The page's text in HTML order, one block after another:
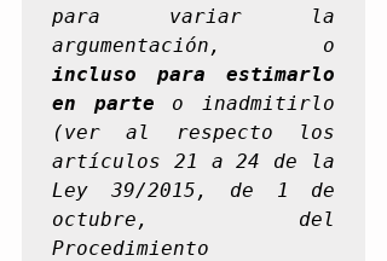
para variar la
incluso para estimarlo
en parte o inadmitirlo
(ver al respecto los
artículos 21 a 24 de la
Ley 39/2015, de 1 de
octubre, del
Procedimiento